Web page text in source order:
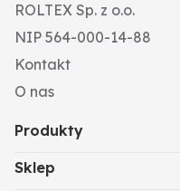
ROLTEX Sp. z o.o.
NIP 564-000-14-88
Kontakt
O nas
Produkty
Sklep